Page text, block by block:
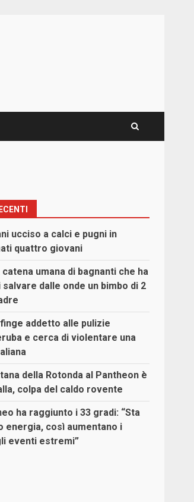
ucciso a calci e pugni in
quattro giovani
umana di bagnanti che ha
dalle onde un bimbo di 2
addetto alle pulizie
e cerca di violentare una
della Rotonda al Pantheon è
colpa del caldo rovente
ha raggiunto i 33 gradi: “Sta
energia, così aumentano i
eventi estremi”